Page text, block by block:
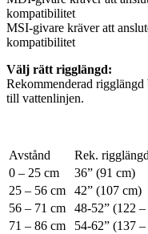
kompatibilitet
MSI-givare kräver att
kompatibilitet
Välj rätt rigglängd:
Rekommenderad rigglängd
till vattenlinjen.
Avstånd
Rek.
0 – 25 cm
36” (91 cm)
25 – 56 cm
42” (107 cm)
56 – 71 cm
48-52” (122
71 – 86 cm
54-62” (137